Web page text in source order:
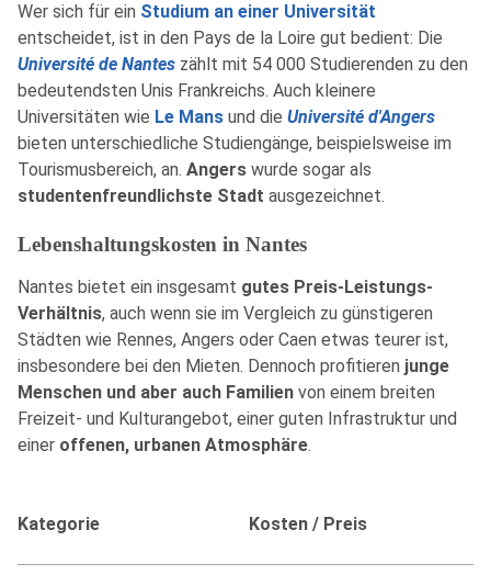
Wer sich für ein Studium an einer Universität
entscheidet, ist in den Pays de la Loire gut bedient: Die
Université de Nantes zählt mit 54 000 Studierenden zu den
bedeutendsten Unis Frankreichs. Auch kleinere
Universitäten wie Le Mans und die Université d'Angers
bieten unterschiedliche Studiengänge, beispielsweise im
Tourismusbereich, an. Angers wurde sogar als
studentenfreundlichste Stadt ausgezeichnet.
Lebenshaltungskosten in Nantes
Nantes bietet ein insgesamt gutes Preis-Leistungs-
Verhältnis, auch wenn sie im Vergleich zu günstigeren
Städten wie Rennes, Angers oder Caen etwas teurer ist,
insbesondere bei den Mieten. Dennoch profitieren junge
Menschen und aber auch Familien von einem breiten
Freizeit- und Kulturangebot, einer guten Infrastruktur und
einer offenen, urbanen Atmosphäre.
Kategorie Kosten / Preis